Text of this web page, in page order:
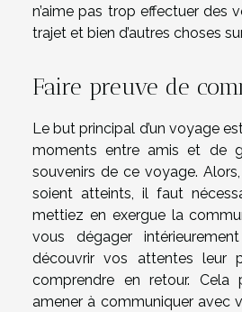
n’aime pas trop effectuer des
trajet et bien d’autres choses
Faire preuve de
Le but principal d’un voyage
moments entre amis et de
souvenirs de ce voyage.
soient atteints, il faut
mettiez en exergue la
vous dégager
découvrir vos attentes leur
comprendre en retour. Cela
amener à communiquer avec